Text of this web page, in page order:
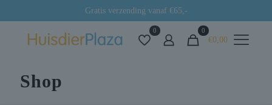
Gratis verzending vanaf €65,-
0 0
€0,00
Shop